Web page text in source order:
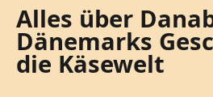
Alles über
Dänemarks
die Käsewelt